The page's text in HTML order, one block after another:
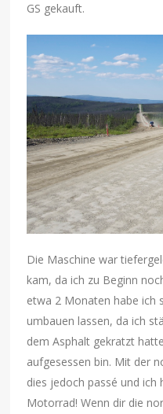
GS gekauft.
Die Maschine war
kam, da ich zu Beginn
etwa 2 Monaten habe ich
umbauen lassen, da ich
dem Asphalt gekratzt
aufgesessen bin. Mit der
dies jedoch passé und
Motorrad! Wenn dir die